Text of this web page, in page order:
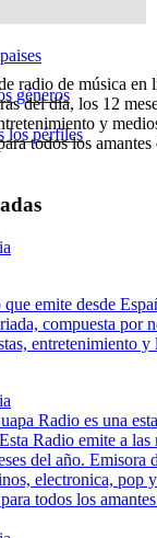
géneros
los pérfiles
radio de música
del día, los 12
y
todos los amantes
emite desde
compuesta por
entretenimiento y
Radio es una
Radio emite a las
del año. Emisora
electronica, pop
todos los